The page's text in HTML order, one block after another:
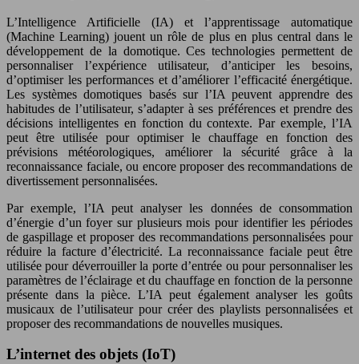
L’Intelligence Artificielle (IA) et l’apprentissage automatique
(Machine Learning) jouent un rôle de plus en plus central dans le
développement de la domotique. Ces technologies permettent de
personnaliser l’expérience utilisateur, d’anticiper les besoins,
d’optimiser les performances et d’améliorer l’efficacité énergétique.
Les systèmes domotiques basés sur l’IA peuvent apprendre des
habitudes de l’utilisateur, s’adapter à ses préférences et prendre des
décisions intelligentes en fonction du contexte. Par exemple, l’IA
peut être utilisée pour optimiser le chauffage en fonction des
prévisions météorologiques, améliorer la sécurité grâce à la
reconnaissance faciale, ou encore proposer des recommandations de
divertissement personnalisées.
Par exemple, l’IA peut analyser les données de consommation
d’énergie d’un foyer sur plusieurs mois pour identifier les périodes
de gaspillage et proposer des recommandations personnalisées pour
réduire la facture d’électricité. La reconnaissance faciale peut être
utilisée pour déverrouiller la porte d’entrée ou pour personnaliser les
paramètres de l’éclairage et du chauffage en fonction de la personne
présente dans la pièce. L’IA peut également analyser les goûts
musicaux de l’utilisateur pour créer des playlists personnalisées et
proposer des recommandations de nouvelles musiques.
L’internet des objets (IoT)